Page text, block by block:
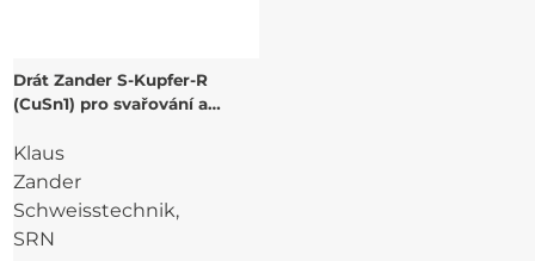
Drát Zander S-Kupfer-R
(CuSn1) pro svařování a
Klaus
Zander
Schweisstechnik,
SRN